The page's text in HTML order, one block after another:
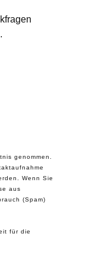
genommen.
Wenn Sie
aus
(Spam)
für die